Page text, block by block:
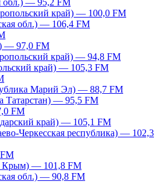
обл.) — 95,2 FM
край) — 100,0 FM
обл.) — 106,4 FM
— 97,0 FM
край) — 94,8 FM
край) — 105,3 FM
Марий Эл) — 88,7 FM
Татарстан) — 95,5 FM
FM
край) — 105,1 FM
Черкесская республика) — 102,3
Крым) — 101,8 FM
обл.) — 90,8 FM